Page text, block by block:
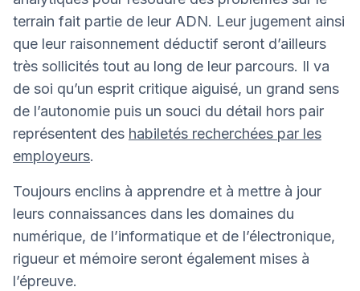
terrain fait partie de leur ADN. Leur jugement ainsi
que leur raisonnement déductif seront d’ailleurs
très sollicités tout au long de leur parcours. Il va
de soi qu’un esprit critique aiguisé, un grand sens
de l’autonomie puis un souci du détail hors pair
représentent des habiletés recherchées par les
employeurs.
Toujours enclins à apprendre et à mettre à jour
leurs connaissances dans les domaines du
numérique, de l’informatique et de l’électronique,
rigueur et mémoire seront également mises à
l’épreuve.